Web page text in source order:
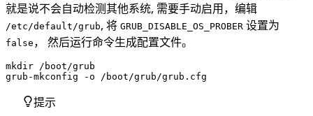
就是说不会自动检测其他系统, 需要手动启用，编辑
/etc/default/grub, 将 GRUB_DISABLE_OS_PROBER 设置为
false ， 然后运行命令生成配置文件。
mkdir /boot/grub
提示